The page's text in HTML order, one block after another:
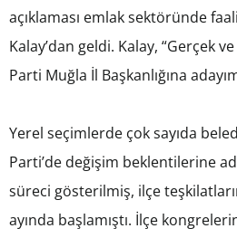
açıklaması emlak sektöründe
Kalay’dan geldi. Kalay, “Gerçek
Parti Muğla İl Başkanlığına
Yerel seçimlerde çok sayıda
Parti’de değişim beklentilerine
süreci gösterilmiş, ilçe
ayında başlamıştı. İlçe